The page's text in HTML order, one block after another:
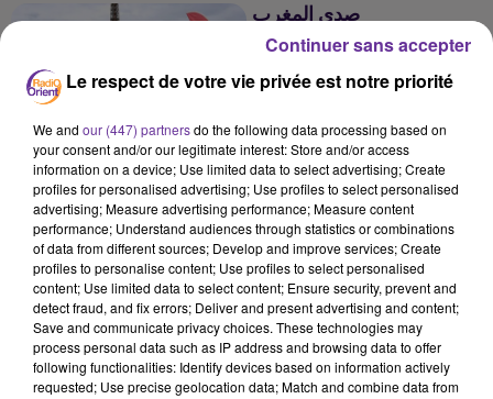
صدى المغرب
صدى المغرب
14 15 16 17 18 19 20
TITRES DIFFUSÉS Voir plus
Le respect de votre vie privée est notre priorité
We and our (447) partnersdo the following data processing based on
your consent and/or our legitimate interest: Store and/or access
information on a device; Use limited data to select advertising; Create
profiles for personalised advertising; Use profiles to select personalised
advertising; Measure advertising performance; Measure content
performance; Understand audiences through statistics or combinations
of data from different sources; Develop and improve services; Create
profiles to personalise content; Use profiles to select personalised
content; Use limited data to select content; Ensure security, prevent and
detect fraud, and fix errors; Deliver and present advertising and content;
Save and communicate privacy choices. These technologies may
process personal data such as IP address and browsing data to offer
following functionalities: Identify devices based on information actively
requested; Use precise geolocation data; Match and combine data from
Continuer sans accepter